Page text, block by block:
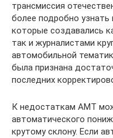
трансмиссия
более подробно узнать
которые создавались
так и журналистами
автомобильной
была признана
последних
К недостаткам АМТ
автоматического
крутому склону. Если